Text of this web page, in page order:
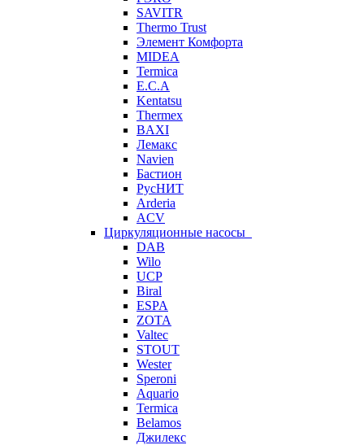
SAVITR
Thermo Trust
Элемент Комфорта
MIDEA
Termica
E.C.A
Kentatsu
Thermex
BAXI
Лемакс
Navien
Бастион
РусНИТ
Arderia
ACV
Циркуляционные насосы
DAB
Wilo
UCP
Biral
ESPA
ZOTA
Valtec
STOUT
Wester
Speroni
Aquario
Termica
Belamos
Джилекс